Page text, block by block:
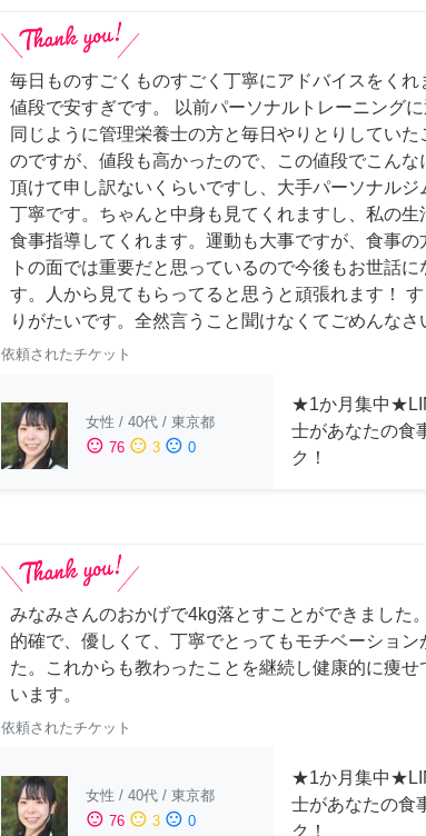
毎日ものすごくものすごく丁寧にアドバイスをくれ
値段で安すぎです。 以前パーソナルトレーニングに
同じように管理栄養士の方と毎日やりとりしていた
のですが、値段も高かったので、この値段でこんな
頂けて申し訳ないくらいですし、大手パーソナルジ
丁寧です。ちゃんと中身も見てくれますし、私の生
食事指導してくれます。運動も大事ですが、食事の
トの面では重要だと思っているので今後もお世話に
す。人から見てもらってると思うと頑張れます！
りがたいです。全然言うこと聞けなくてごめんなさ
依頼されたチケット
女性 / 40代 / 東京都
sentiment_satisfied 76 sentiment_neutral 3 sentiment_dissatisfied 0
★1か月集中
士があなたの食
ク！
みなみさんのおかげで4kg落とすことができました
的確で、優しくて、丁寧でとってもモチベーション
た。これからも教わったことを継続し健康的に痩せ
います。
依頼されたチケット
女性 / 40代 / 東京都
sentiment_satisfied 76 sentiment_neutral 3 sentiment_dissatisfied 0
★1か月集中
士があなたの食
ク！